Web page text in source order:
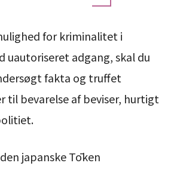
for kriminalitet i
uautoriseret adgang, skal du
fakta og truffet
til bevarelse af beviser, hurtigt
japanske Tōken